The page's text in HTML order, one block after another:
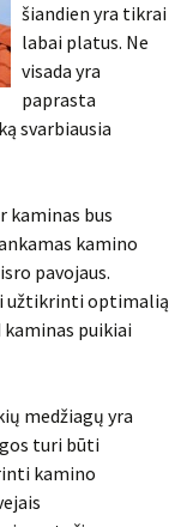
šiandien yra tikrai
labai platus. Ne
visada yra
paprasta
svarbiausia
kaminas bus
kamino
pavojaus.
užtikrinti optimalią
puikiai
medžiagų yra
turi būti
kamino